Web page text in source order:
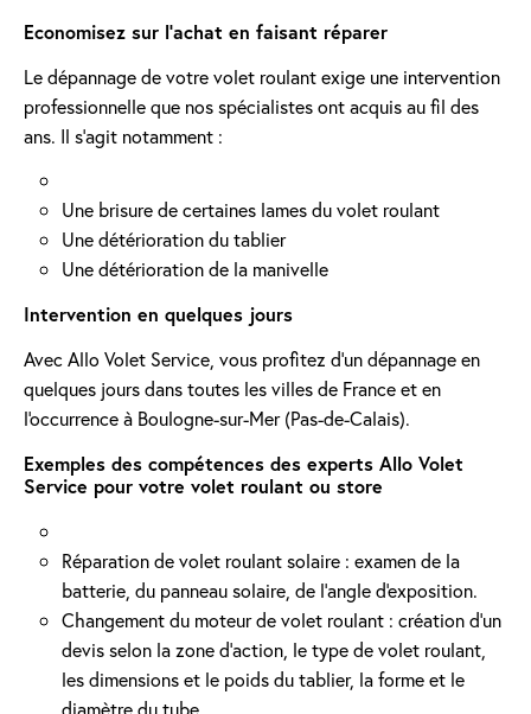
Economisez sur l'achat en faisant réparer
Le dépannage de votre volet roulant exige une intervention
professionnelle que nos spécialistes ont acquis au fil des
ans. Il s'agit notamment :
Une brisure de certaines lames du volet roulant
Une détérioration du tablier
Une détérioration de la manivelle
Intervention en quelques jours
Avec Allo Volet Service, vous profitez d'un dépannage en
quelques jours dans toutes les villes de France et en
l'occurrence à Boulogne-sur-Mer (Pas-de-Calais).
Exemples des compétences des experts Allo Volet
Service pour votre volet roulant ou store
Réparation de volet roulant solaire : examen de la
batterie, du panneau solaire, de l'angle d'exposition.
Changement du moteur de volet roulant : création d'un
devis selon la zone d’action, le type de volet roulant,
les dimensions et le poids du tablier, la forme et le
diamètre du tube.